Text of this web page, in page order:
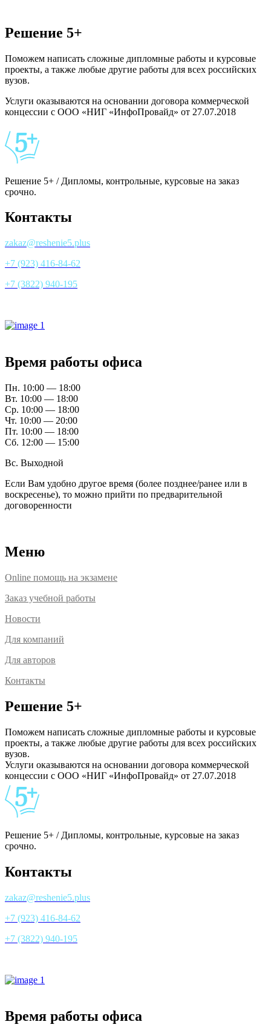
Решение 5+
Поможем написать сложные дипломные работы и курсовые
проекты, а также любые другие работы для всех российских
вузов.
Услуги оказываются на основании договора коммерческой
концессии с ООО «НИГ «ИнфоПровайд» от 27.07.2018
Решение 5+ / Дипломы, контрольные, курсовые на заказ
срочно.
Контакты
zakaz@reshenie5.plus
+7 (923) 416-84-62
+7 (3822) 940-195
Время работы офиса
Пн. 10:00 — 18:00
Вт. 10:00 — 18:00
Ср. 10:00 — 18:00
Чт. 10:00 — 20:00
Пт. 10:00 — 18:00
Сб. 12:00 — 15:00
Вс. Выходной
Если Вам удобно другое время (более позднее/ранее или в
воскресенье), то можно прийти по предварительной
договоренности
Меню
Online помощь на экзамене
Заказ учебной работы
Новости
Для компаний
Для авторов
Контакты
Решение 5+
Поможем написать сложные дипломные работы и курсовые
проекты, а также любые другие работы для всех российских
вузов.
Услуги оказываются на основании договора коммерческой
концессии с ООО «НИГ «ИнфоПровайд» от 27.07.2018
Решение 5+ / Дипломы, контрольные, курсовые на заказ
срочно.
Контакты
zakaz@reshenie5.plus
+7 (923) 416-84-62
+7 (3822) 940-195
Время работы офиса